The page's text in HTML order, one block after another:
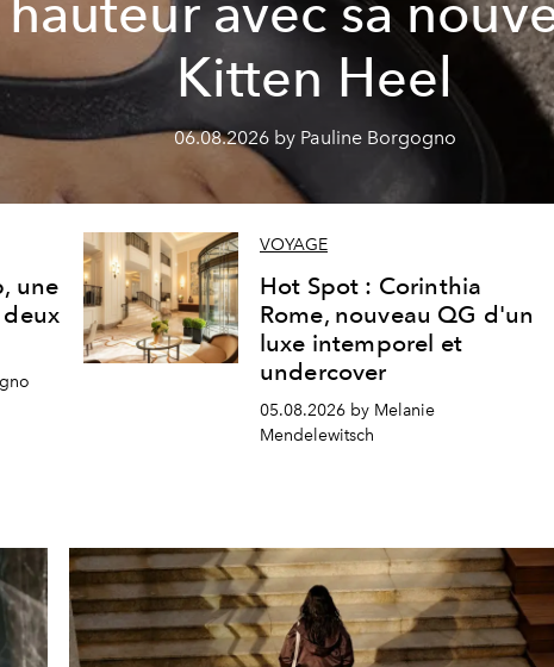
hauteur avec sa
Kitten Heel
06.08.2026 by Pauline Borgogno
une
VOYAGE
Hot Spot : Corinthia
Rome, nouveau QG d'un
luxe intemporel et
undercover
05.08.2026 by Melanie
Mendelewitsch